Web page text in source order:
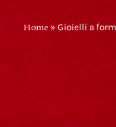
Home» Gioielli a